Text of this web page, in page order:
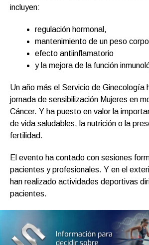
incluyen:
regulación hormonal,
mantenimiento de un peso
efecto antiinflamatorio
y la mejora de la función
Un año más el Servicio de Ginecología
jornada de sensibilización Mujeres en
Cáncer. Y ha puesto en valor la
de vida saludables, la nutrición o la
fertilidad.
El evento ha contado con sesiones
pacientes y profesionales. Y en el
han realizado actividades deportivas
pacientes.